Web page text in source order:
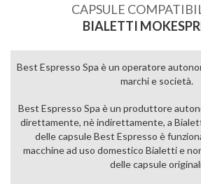
CAPSULE
BIALETTI
Best Espresso Spa è un operatore
marchi e società.
Best Espresso Spa è un produttore
direttamente, nè indirettamente, a
delle capsule Best Espresso è
macchine ad uso domestico Bialetti e
delle capsule